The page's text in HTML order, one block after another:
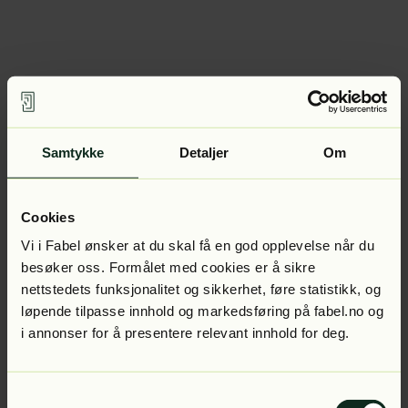
Samtykke Detaljer Om
Cookies
Vi i Fabel ønsker at du skal få en god opplevelse når du
besøker oss. Formålet med cookies er å sikre
nettstedets funksjonalitet og sikkerhet, føre statistikk, og
løpende tilpasse innhold og markedsføring på fabel.no og
i annonser for å presentere relevant innhold for deg.